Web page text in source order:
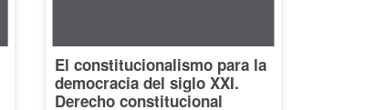
El constitucionalismo para la
democracia del siglo XXI.
Derecho constitucional